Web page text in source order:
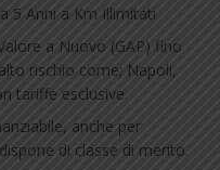
5 Anni a Km Illimitati
a Nuovo (GAP) fino
rischio come; Napoli,
tariffe esclusive.
anche per
di classe di merito.